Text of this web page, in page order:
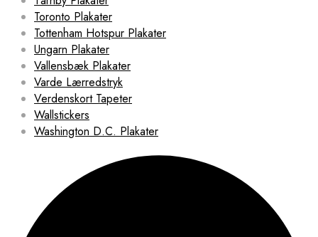
Toronto Plakater
Tottenham Hotspur Plakater
Ungarn Plakater
Vallensbæk Plakater
Varde Lærredstryk
Verdenskort Tapeter
Wallstickers
Washington D.C. Plakater